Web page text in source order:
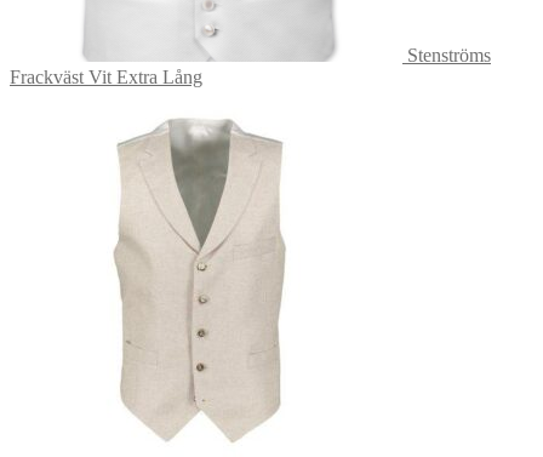
Stenströms
Frackväst Vit Extra Lång